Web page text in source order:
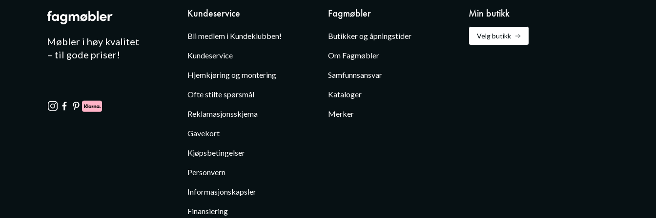
Møbler i høy kvalitet
– til gode priser!
Kundeservice
Bli medlem i Kundeklubben!
Kundeservice
Hjemkjøring og montering
Ofte stilte spørsmål
Reklamasjonsskjema
Gavekort
Kjøpsbetingelser
Personvern
Informasjonskapsler
Finansiering
Fagmøbler
Butikker og åpningstider
Om Fagmøbler
Samfunnsansvar
Kataloger
Merker
Min butikk
Velg butikk